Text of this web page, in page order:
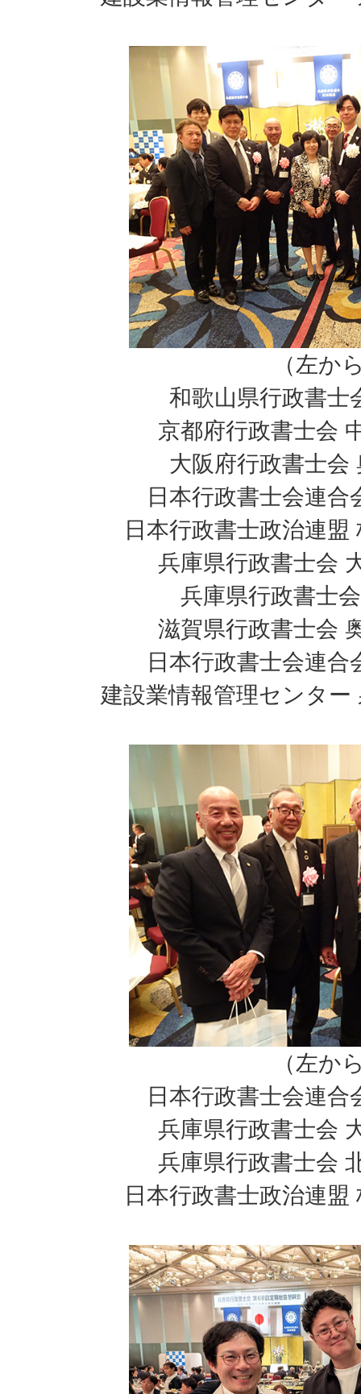
（左か
和歌山県行政書士
京都府行政書士会
大阪府行政書士会
日本行政書士会連合
日本行政書士政治連盟
兵庫県行政書士会
兵庫県行政書士
滋賀県行政書士会
日本行政書士会連合
建設業情報管理センター
（左か
日本行政書士会連合
兵庫県行政書士会
兵庫県行政書士会
日本行政書士政治連盟